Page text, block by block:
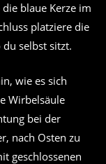
blaue Kerze im
platziere die
selbst sitzt.
wie es sich
Wirbelsäule
bei der
nach Osten zu
geschlossenen